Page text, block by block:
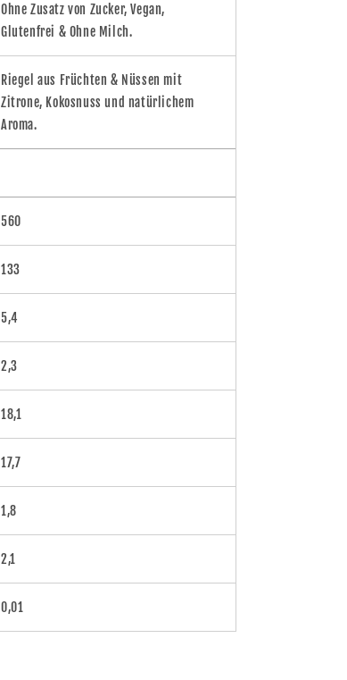
Ohne Zusatz von Zucker, Vegan,
Glutenfrei & Ohne Milch.
Riegel aus Früchten & Nüssen mit
Zitrone, Kokosnuss und natürlichem
Aroma.
560
133
5,4
2,3
18,1
17,7
1,8
2,1
0,01